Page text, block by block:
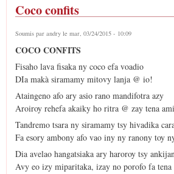
Coco confits
Soumis par andry le mar, 03/24/2015 - 10:09
COCO CONFITS
Fisaho lava fisaka ny coco efa voadio
DIa makà siramamy mitovy lanja @ io!
Ataingeno afo ary asio rano mandifotra azy
Aroiroy rehefa akaiky ho ritra @ zay tena
Tandremo tsara ny siramamy tsy hivadika
Fa esory ambony afo vao iny ny ranony toy
Dia avelao hangatsiaka ary haroroy tsy
Avy eo izy miparitaka, izay no porofo fa tena